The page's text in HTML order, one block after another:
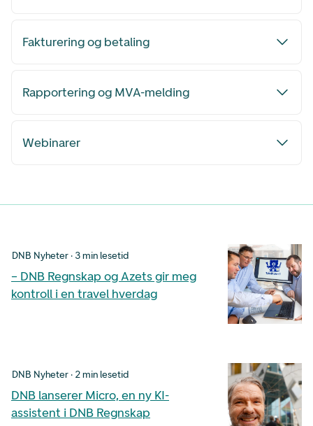
Fakturering og betaling
Rapportering og MVA-melding
Webinarer
DNB Nyheter · 3 min lesetid
– DNB Regnskap og Azets gir meg
kontroll i en travel hverdag
DNB Nyheter · 2 min lesetid
DNB lanserer Micro, en ny KI-
assistent i DNB Regnskap